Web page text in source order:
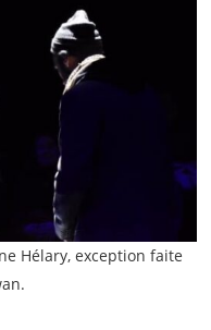
Hélary, exception faite